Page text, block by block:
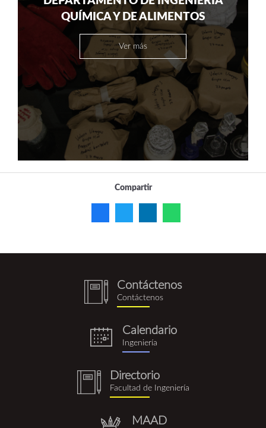
QUÍMICA Y DE ALIMENTOS
Ver más
Compartir
notebook
(1).png
Contáctenos
Contáctenos
eventos.png
Calendario
Ingeniería
notebook
(1).png
Directorio
Facultad de Ingeniería
MAAD